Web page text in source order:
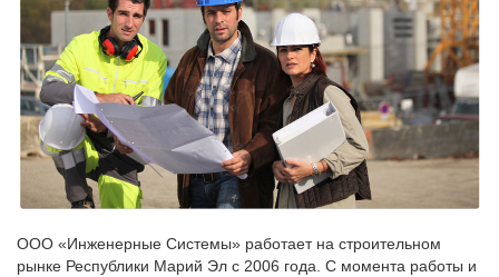
ООО «Инженерные Системы» работает на строительном
рынке Республики Марий Эл с 2006 года. С момента работы и